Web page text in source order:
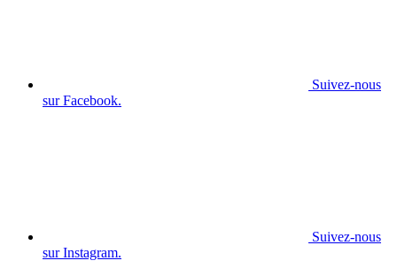
Suivez-nous
sur Facebook.
Suivez-nous
sur Instagram.